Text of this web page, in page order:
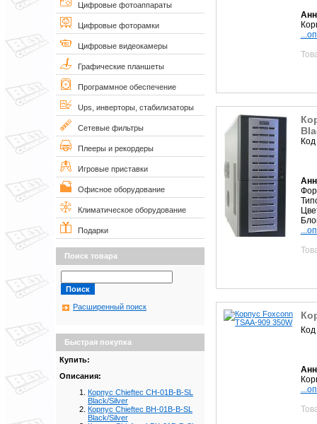
Цифровые фотоаппараты
Цифровые фоторамки
Цифровые видеокамеры
Графические планшеты
Программное обеспечение
Ups, инверторы, стабилизаторы
Сетевые фильтры
Плееры и рекордеры
Игровые приставки
Офисное оборудование
Климатическое оборудование
Подарки
Поиск товара
Расширенный поиск
Быстрая покупка
Купить:
Описания:
Корпус Chieftec CH-01B-B-SL
Black/Silver
Корпус Chieftec BH-01B-B-SL
Black/Silver
Код